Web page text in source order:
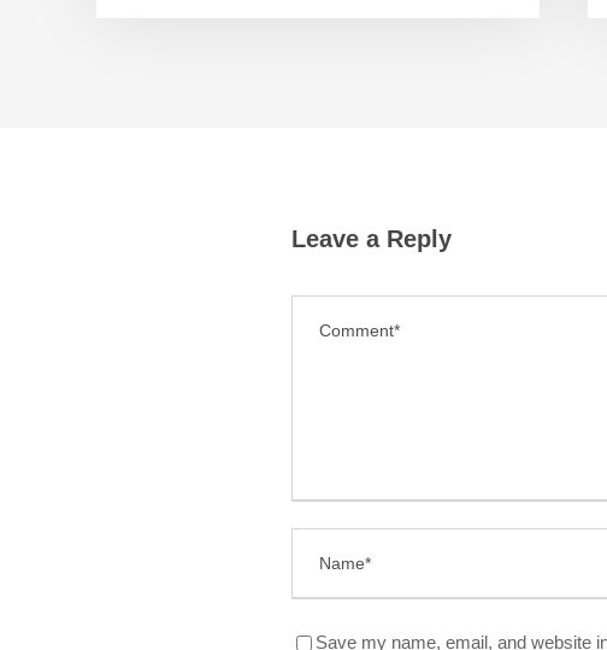
Leave a Reply
Save my name, email, and website